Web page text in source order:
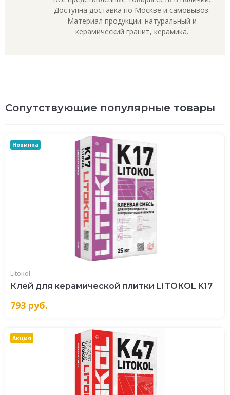
Доступна доставка по Москве и самовывоз.
Материал продукции: натуральный и
керамический гранит, керамика.
Сопутствующие популярные товары
Новинка
Litokol
Клей для керамической плитки LITOКOL K17
793 руб.
Акция